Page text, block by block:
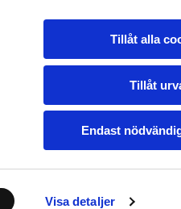
Visa detaljer
Tillåt alla
Tillåt
Endast
Om oss